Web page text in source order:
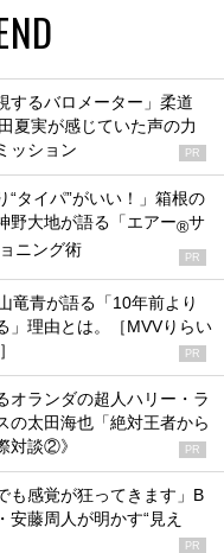
するバロメーター」柔道
夏実が感じていた声の力
ッション
PR
“タイパ”がいい！」箱根の
野大地が語る「エアー®サ
ニング術 PR
竜青が語る「10年前より
」理由とは。［MVVりらい
PR
オランダの超人ハリー・ラ
の太田海也「絶対王者から
対談②》
PR
も感覚が狂ってきます」B
安藤周人が明かす“見え
PR